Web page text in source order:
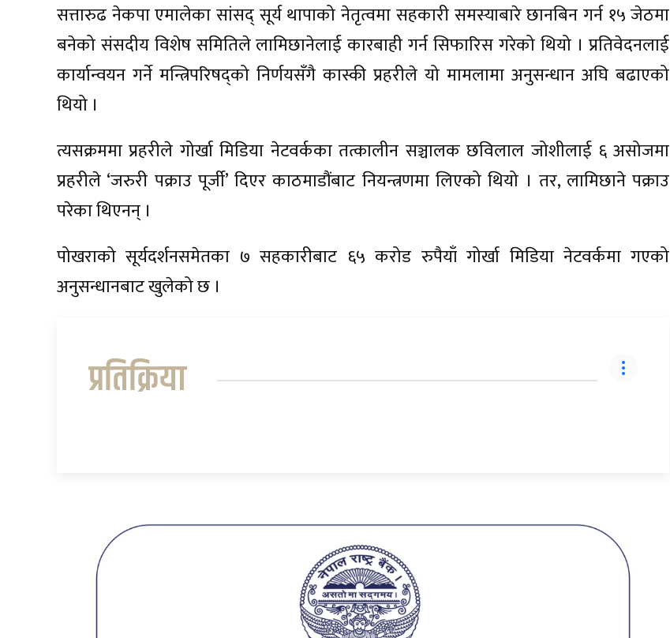
सत्तारुढ नेकपा एमालेका सांसद् सूर्य थापाको नेतृत्वमा सहकारी समस्याबारे छानबिन गर्न १५ जेठमा
बनेको संसदीय विशेष समितिले लामिछानेलाई कारबाही गर्न सिफारिस गरेको थियो । प्रतिवेदनलाई
कार्यान्वयन गर्ने मन्त्रिपरिषद्को निर्णयसँगै कास्की प्रहरीले यो मामलामा अनुसन्धान अघि बढाएको
थियो ।
त्यसक्रममा प्रहरीले गोर्खा मिडिया नेटवर्कका तत्कालीन सञ्चालक छविलाल जोशीलाई ६ असोजमा
प्रहरीले ‘जरुरी पक्राउ पूर्जी’ दिएर काठमाडौंबाट नियन्त्रणमा लिएको थियो । तर, लामिछाने पक्राउ
परेका थिएनन् ।
पोखराको सूर्यदर्शनसमेतका ७ सहकारीबाट ६५ करोड रुपैयाँ गोर्खा मिडिया नेटवर्कमा गएको
अनुसन्धानबाट खुलेको छ ।
प्रतिक्रिया